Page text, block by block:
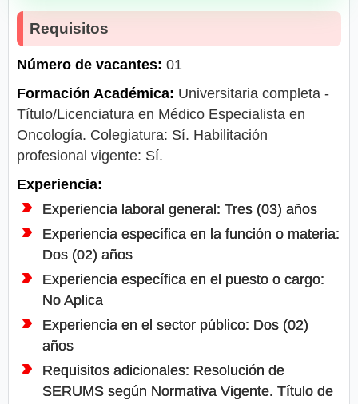
Requisitos
Número de vacantes: 01
Formación Académica: Universitaria completa -
Título/Licenciatura en Médico Especialista en
Oncología. Colegiatura: Sí. Habilitación
profesional vigente: Sí.
Experiencia:
Experiencia laboral general: Tres (03) años
Experiencia específica en la función o materia:
Dos (02) años
Experiencia específica en el puesto o cargo:
No Aplica
Experiencia en el sector público: Dos (02)
años
Requisitos adicionales: Resolución de
SERUMS según Normativa Vigente. Título de